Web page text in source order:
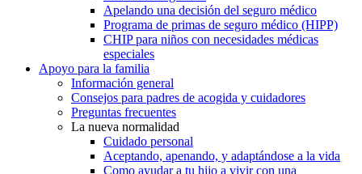
Apelando una decisión del seguro médico
Programa de primas de seguro médico (HIPP)
CHIP para niños con necesidades médicas
especiales
Apoyo para la familia
Información general
Consejos para padres de acogida y cuidadores
Preguntas frecuentes
La nueva normalidad
Cuidado personal
Aceptando, apenando, y adaptándose a la vida
Como ayudar a tu hijo a vivir con una